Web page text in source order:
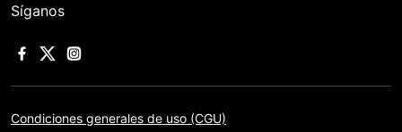
Síganos
Condiciones generales de uso (CGU)